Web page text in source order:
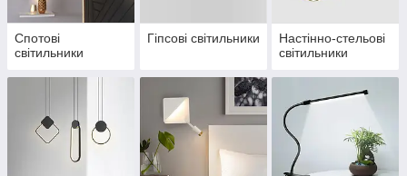
Спотові
світильники
Гіпсові світильники
Настінно-cтельові
світильники